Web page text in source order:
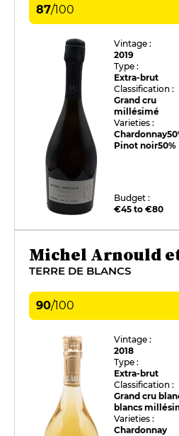
87/100
Vintage :
2019
Type :
Extra-brut
Classification :
Grand cru
millésimé
Varieties :
Chardonnay
Pinot noir50%
Budget :
€45 to €80
Michel Arnould
TERRE DE BLANCS
90/100
Vintage :
2018
Type :
Extra-brut
Classification :
Grand cru
blancs
Varieties :
Chardonnay